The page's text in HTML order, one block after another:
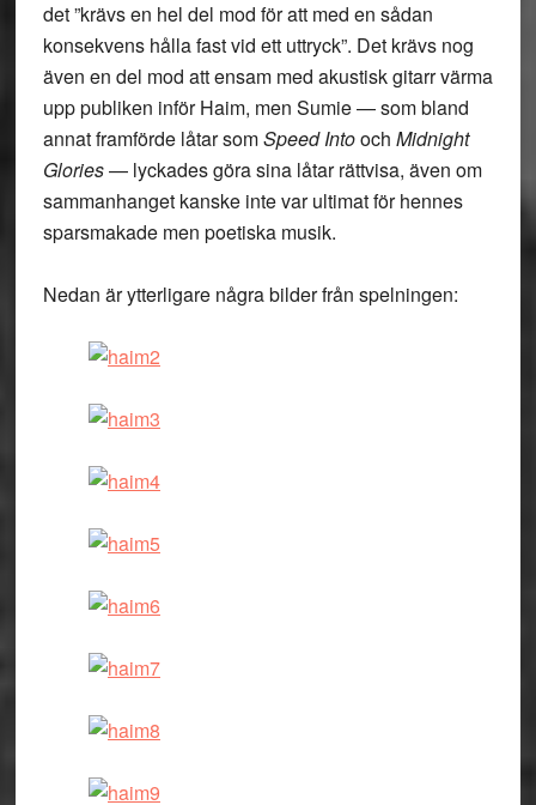
det ”krävs en hel del mod för att med en sådan
konsekvens hålla fast vid ett uttryck”. Det krävs nog
även en del mod att ensam med akustisk gitarr värma
upp publiken inför Haim, men Sumie — som bland
annat framförde låtar somSpeed Intooch Midnight
Glories— lyckades göra sina låtar rättvisa, även om
sammanhanget kanske inte var ultimat för hennes
sparsmakade men poetiska musik.
Nedan är ytterligare några bilder från spelningen: